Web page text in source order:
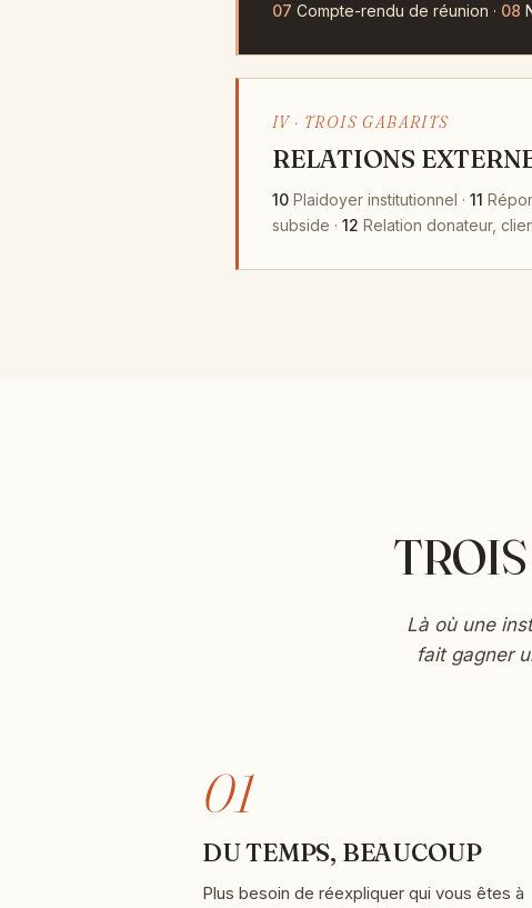
07 Compte-rendu de réunion · 08
IV · TROIS GABARITS
RELATIONS
10 Plaidoyer institutionnel · 11
subside · 12 Relation donateur,
Là où une
fait gagner
01
DU TEMPS, BEAUCOUP
Plus besoin de réexpliquer qui vous êtes à